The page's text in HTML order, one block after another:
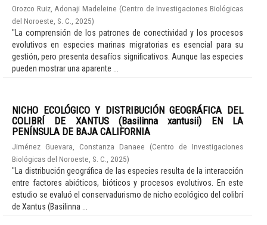
Orozco Ruiz, Adonaji Madeleine (Centro de Investigaciones Biológicas
del Noroeste, S. C.
2025)
"La comprensión de los patrones de conectividad y los procesos
evolutivos en especies marinas migratorias es esencial para su
gestión, pero presenta desafíos significativos. Aunque las especies
pueden mostrar una aparente ...
NICHO ECOLÓGICO Y DISTRIBUCIÓN GEOGRÁFICA DEL
COLIBRÍ DE XANTUS (Basilinna xantusii) EN LA
PENÍNSULA DE BAJA CALIFORNIA
Jiménez Guevara, Constanza Danaee (Centro de Investigaciones
Biológicas del Noroeste, S. C.
2025)
"La distribución geográfica de las especies resulta de la interacción
entre factores abióticos, bióticos y procesos evolutivos. En este
estudio se evaluó el conservadurismo de nicho ecológico del colibrí
de Xantus (Basilinna ...